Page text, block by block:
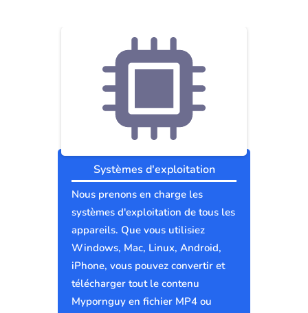
Systèmes d'exploitation
Nous prenons en charge les
systèmes d'exploitation de tous les
appareils. Que vous utilisiez
Windows, Mac, Linux, Android,
iPhone, vous pouvez convertir et
télécharger tout le contenu
Mypornguy en fichier MP4 ou